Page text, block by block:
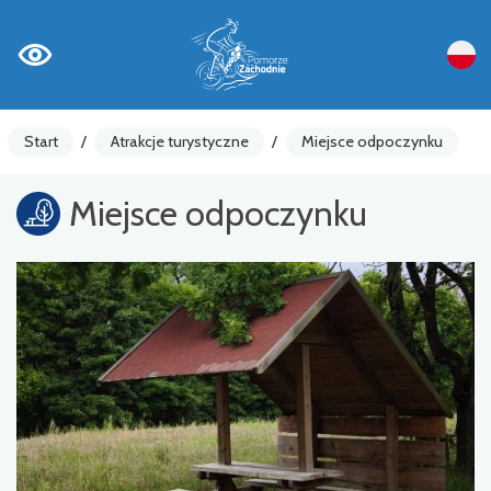
Start / Atrakcje turystyczne / Miejsce odpoczynku
Miejsce odpoczynku